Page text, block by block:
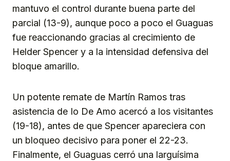
mantuvo el control durante buena parte del
parcial (13-9), aunque poco a poco el Guaguas
fue reaccionando gracias al crecimiento de
Helder Spencer y a la intensidad defensiva del
bloque amarillo.
Un potente remate de Martín Ramos tras
asistencia de Io De Amo acercó a los visitantes
(19-18), antes de que Spencer apareciera con
un bloqueo decisivo para poner el 22-23.
Finalmente, el Guaguas cerró una larguísima